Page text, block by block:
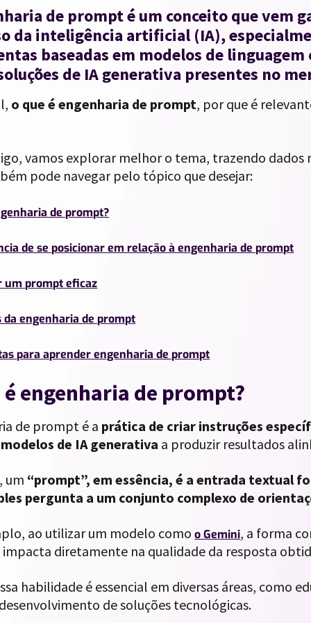
de prompt é um conceito que vem
da inteligência artificial (IA),
baseadas em modelos de linguagem
de IA generativa presentes no
o que é engenharia de prompt, por que é
vamos explorar melhor o tema, trazendo dados
pode navegar pelo tópico que desejar:
de prompt?
de se posicionar em relação à engenharia de prompt
um prompt eficaz
da engenharia de prompt
para aprender engenharia de prompt
é engenharia de prompt?
de prompt é a prática de criar instruções
de IA generativa a produzir resultados
um “prompt”, em essência, é a entrada textual
pergunta a um conjunto complexo de
ao utilizar um modelo comoo Gemini, a forma
impacta diretamente na qualidade da resposta
habilidade é essencial em diversas áreas, como
de soluções tecnológicas.